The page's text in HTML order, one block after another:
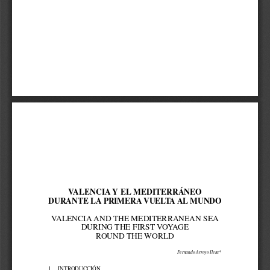
VALENCIA Y EL MEDITERRÁNEO
DURANTE LA PRIMERA VUELTA AL MUNDO
VALENCIA AND THE MEDITERRANEAN SEA
DURING THE FIRST VOYAGE
ROUND THE WORLD
Fernando Arroyo Ilera*1
1. INTRODUCCIÓN